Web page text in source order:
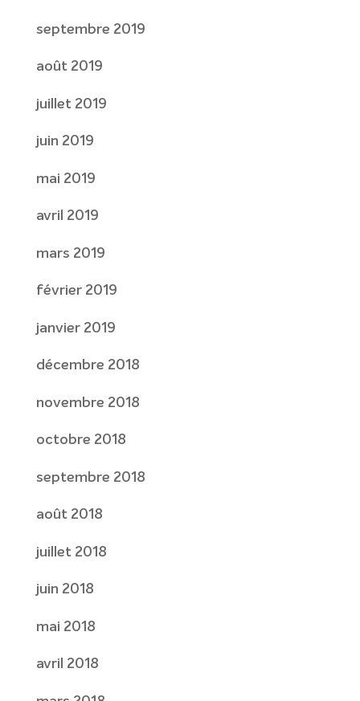
septembre 2019
août 2019
juillet 2019
juin 2019
mai 2019
avril 2019
mars 2019
février 2019
janvier 2019
décembre 2018
novembre 2018
octobre 2018
septembre 2018
août 2018
juillet 2018
juin 2018
mai 2018
avril 2018